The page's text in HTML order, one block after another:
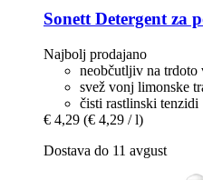
SonettDetergent za
Najbolj prodajano
neobčutljiv na trdoto
svež vonj limonske
čisti rastlinski tenzidi
€ 4,29 (€ 4,29 / l)
Dostava do 11 avgust